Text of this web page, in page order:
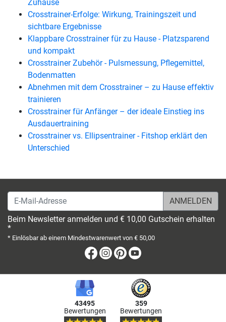
Zuhause
Crosstrainer-Erfolge: Wirkung, Trainingszeit und
sichtbare Ergebnisse
Klappbare Crosstrainer für zu Hause - Platzsparend
und kompakt
Crosstrainer Zubehör - Pulsmessung, Pflegemittel,
Bodenmatten
Abnehmen mit dem Crosstrainer – zu Hause effektiv
trainieren
Crosstrainer für Anfänger – der ideale Einstieg ins
Ausdauertraining
Crosstrainer vs. Ellipsentrainer - Fitshop erklärt den
Unterschied
E-Mail-Adresse
Beim Newsletter anmelden und € 10,00 Gutschein erhalten
*
* Einlösbar ab einem Mindestwarenwert von € 50,00
Facebook
Instagram
Pinterest
43495
Bewertungen
359
Bewertungen